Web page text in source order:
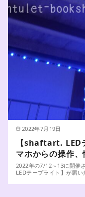
2022年7月19日
【shaftart. LED
マホからの操作
2022年の7/12～13に開催
LEDテープライト】が届